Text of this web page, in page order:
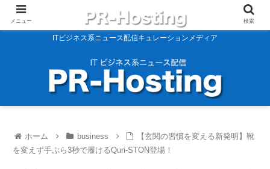
ITビジネス系ニュース配信キュレーションメディア
ホーム business
【玄関の習慣を変える新発明】靴
を変えず手ぶら3秒で履けるQuri-STON登場！
メニュー 検索